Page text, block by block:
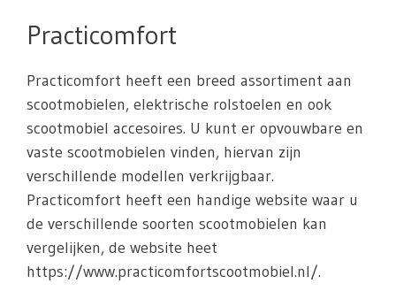
Practicomfort
Practicomfort heeft een breed assortiment aan
scootmobielen, elektrische rolstoelen en ook
scootmobiel accesoires. U kunt er opvouwbare en
vaste scootmobielen vinden, hiervan zijn
verschillende modellen verkrijgbaar.
Practicomfort heeft een handige website waar u
de verschillende soorten scootmobielen kan
vergelijken, de website heet
https://www.practicomfortscootmobiel.nl/.